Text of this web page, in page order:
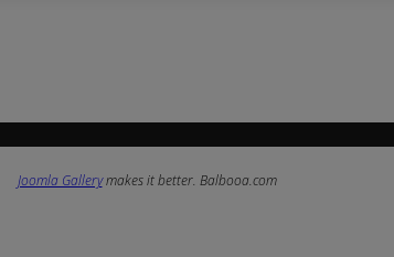
Joomla Gallerymakes it better. Balbooa.com